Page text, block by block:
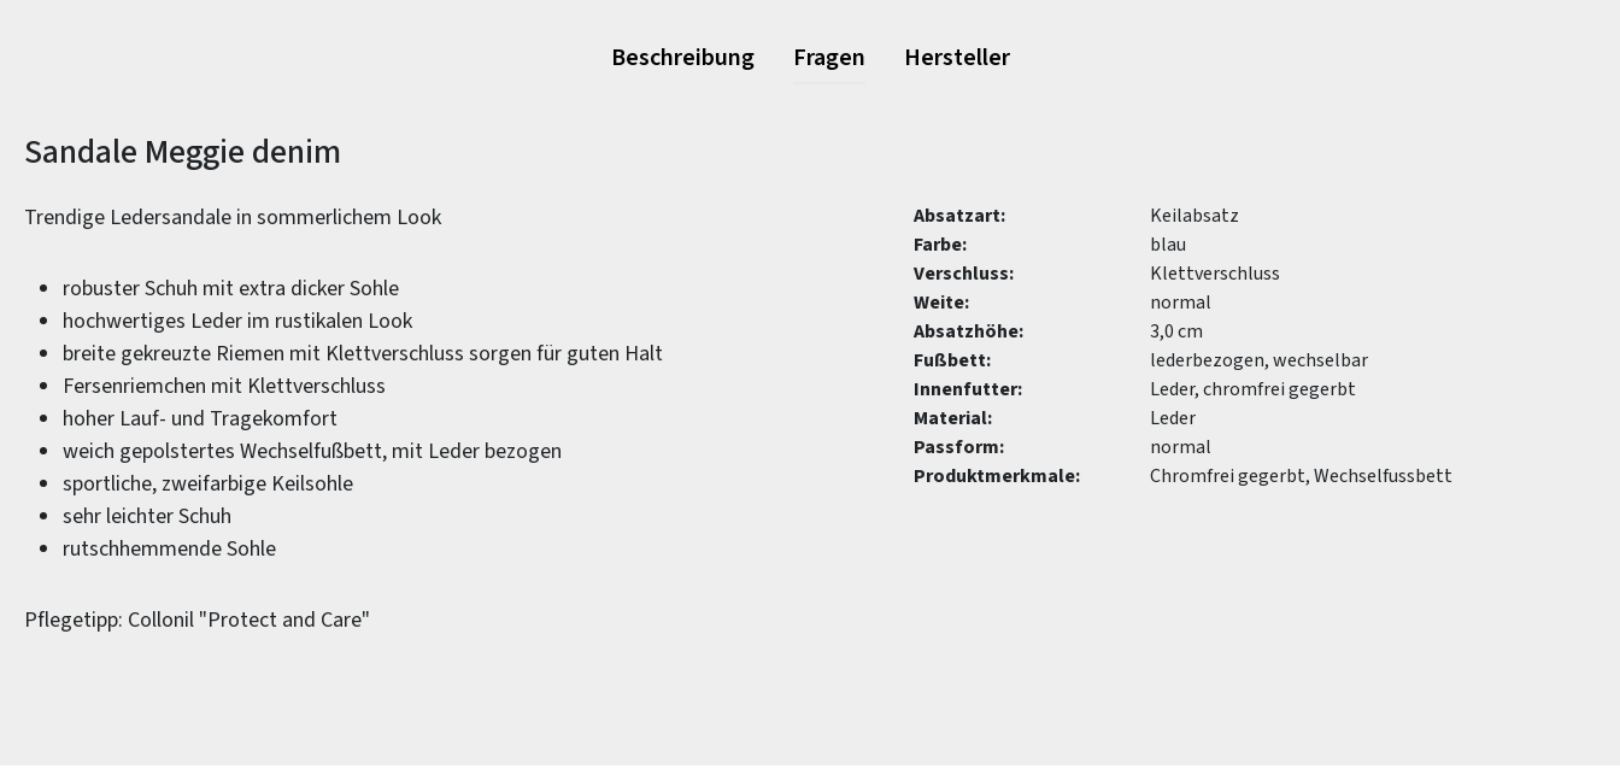
Beschreibung Fragen Hersteller
Produktinformationen
Sandale Meggie denim
Trendige Ledersandale in sommerlichem Look
robuster Schuh mit extra dicker Sohle
hochwertiges Leder im rustikalen Look
breite gekreuzte Riemen mit Klettverschluss sorgen für guten Halt
Fersenriemchen mit Klettverschluss
hoher Lauf- und Tragekomfort
weich gepolstertes Wechselfußbett, mit Leder bezogen
sportliche, zweifarbige Keilsohle
sehr leichter Schuh
rutschhemmende Sohle
Pflegetipp: Collonil "Protect and Care"
Absatzart:
Keilabsatz
Farbe:
blau
Verschluss:
Klettverschluss
Weite:
normal
Absatzhöhe:
3,0 cm
Fußbett:
lederbezogen, wechselbar
Innenfutter:
Leder, chromfrei gegerbt
Material:
Leder
Passform:
normal
Produktmerkmale:
Chromfrei gegerbt, Wechselfussbett